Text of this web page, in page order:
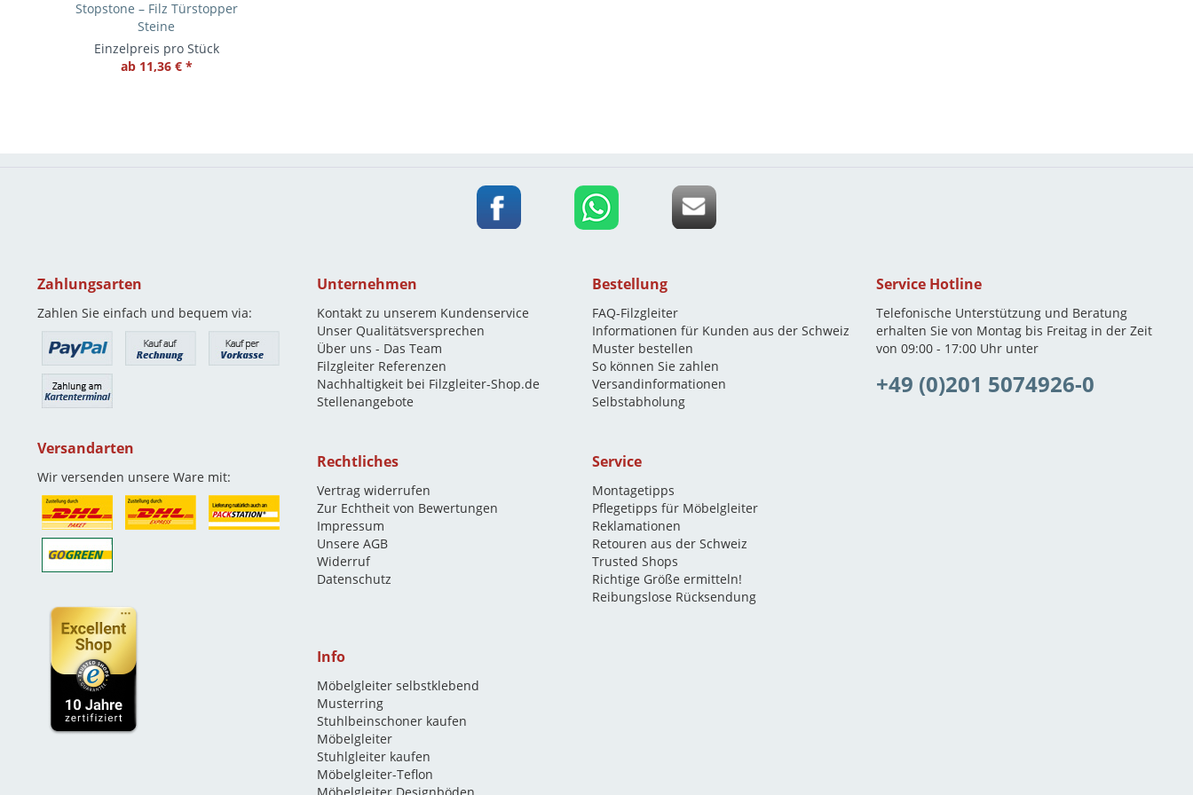
Stopstone – Filz Türstopper
Steine
Einzelpreis pro Stück
ab 11,36 € *
Zahlungsarten
Zahlen Sie einfach und bequem via:
Versandarten
Wir versenden unsere Ware mit:
Unternehmen
Kontakt zu unserem Kundenservice
Unser Qualitätsversprechen
Über uns - Das Team
Filzgleiter Referenzen
Nachhaltigkeit bei Filzgleiter-Shop.de
Stellenangebote
Bestellung
FAQ-Filzgleiter
Informationen für Kunden aus der Schweiz
Muster bestellen
So können Sie zahlen
Versandinformationen
Selbstabholung
Rechtliches
Vertrag widerrufen
Zur Echtheit von Bewertungen
Impressum
Unsere AGB
Widerruf
Datenschutz
Service
Montagetipps
Pflegetipps für Möbelgleiter
Reklamationen
Retouren aus der Schweiz
Trusted Shops
Richtige Größe ermitteln!
Reibungslose Rücksendung
Info
Möbelgleiter selbstklebend
Musterring
Stuhlbeinschoner kaufen
Möbelgleiter
Stuhlgleiter kaufen
Möbelgleiter-Teflon
Service Hotline
Telefonische Unterstützung und Beratung
erhalten Sie von Montag bis Freitag in der Zeit
von 09:00 - 17:00 Uhr unter
+49 (0)201 5074926-0